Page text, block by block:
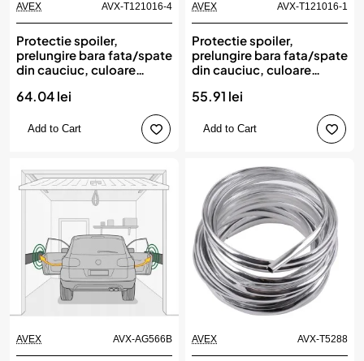
AVEX AVX-T121016-4
Protectie spoiler,
prelungire bara fata/spate
din cauciuc, culoare
64.04 lei
Add to Cart
AVEX AVX-T121016-1
Protectie spoiler,
prelungire bara fata/spate
din cauciuc, culoare
55.91 lei
Add to Cart
AVEX AVX-AG566B AVEX AVX-T5288